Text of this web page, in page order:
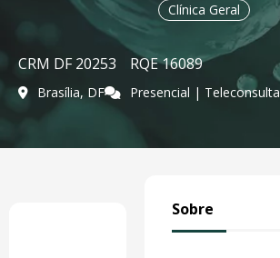
Clínica Geral
CRM DF 20253 RQE 16089
Brasília, DF Presencial | Teleconsulta
Sobre